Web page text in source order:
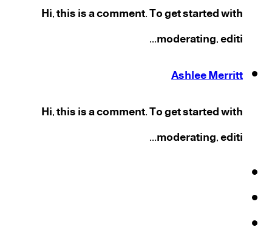
Hi, this is a comment. To get started with
moderating, editi...
Ashlee Merritt
Hi, this is a comment. To get started with
moderating, editi...